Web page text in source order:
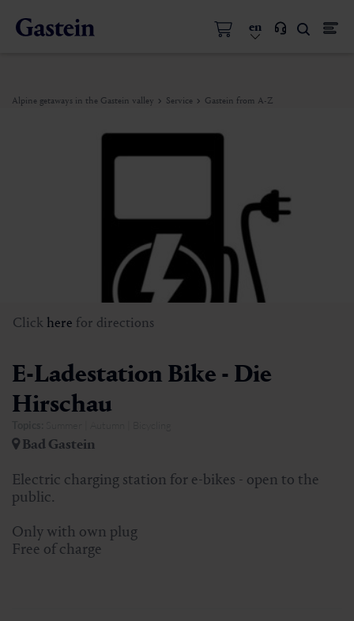
en
Alpine getaways in the Gastein valley Service Gastein from A-Z
Click here for directions
E-Ladestation Bike - Die
Hirschau
Bad Gastein
Electric charging station for e-bikes - open to the
public.
Only with own plug
Free of charge